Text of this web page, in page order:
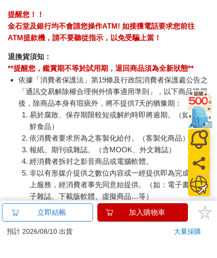
提醒您！！
金石堂及銀行均不會請您操作ATM! 如接獲電話要求您前往
ATM提款機，請不要聽從指示，以免受騙上當！
退換貨須知：
**提醒您，鑑賞期不等於試用期，退回商品須為全新狀態**
依據「消費者保護法」第19條及行政院消費者保護處公告之
「通訊交易解除權合理例外情事適用準則」，以下商品購買
後，除商品本身有瑕疵外，將不提供7天的猶豫期：
易於腐敗、保存期限較短或解約時即將逾期。（如：生
鮮食品）
依消費者要求所為之客製化給付。（客製化商品）
報紙、期刊或雜誌。（含MOOK、外文雜誌）
經消費者拆封之影音商品或電腦軟體。
非以有形媒介提供之數位內容或一經提供即為完成之線
上服務，經消費者事先同意始提供。（如：電子書、電
子雜誌、下載版軟體、虛擬商品…等）
已拆封之個人衛生用品。（如：內衣褲、刮鬍刀、除毛
刀…等）
若非上列種類商品，均享有到貨7天的猶豫期（含例假
立即結帳 加入購物車
預計 2026/08/10 出貨 大量採購